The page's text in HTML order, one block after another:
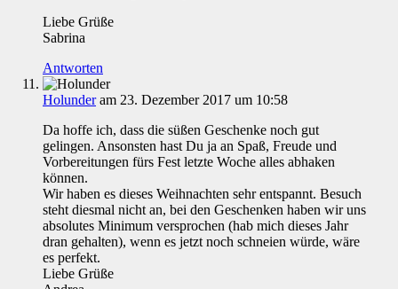
Liebe Grüße
Sabrina
Antworten
Holunder am 23. Dezember 2017 um 10:58
Da hoffe ich, dass die süßen Geschenke noch gut
gelingen. Ansonsten hast Du ja an Spaß, Freude und
Vorbereitungen fürs Fest letzte Woche alles abhaken
können.
Wir haben es dieses Weihnachten sehr entspannt. Besuch
steht diesmal nicht an, bei den Geschenken haben wir uns
absolutes Minimum versprochen (hab mich dieses Jahr
dran gehalten), wenn es jetzt noch schneien würde, wäre
es perfekt.
Liebe Grüße